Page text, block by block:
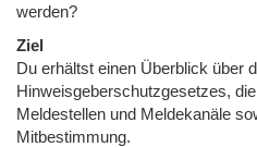
werden?
Ziel
Du erhältst einen Überblick über
Hinweisgeberschutzgesetzes,
Meldestellen und Meldekanäle
Mitbestimmung.